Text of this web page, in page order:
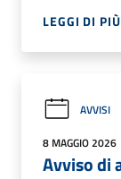
LEGGI DI PIÙ
AVVISI
8 MAGGIO 2026
Avviso di